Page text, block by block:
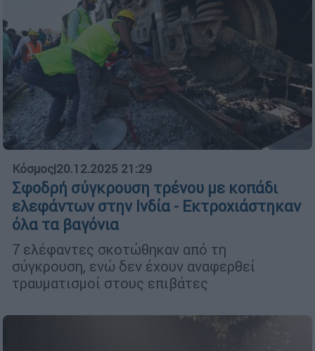
Κόσμος|20.12.2025 21:29
Σφοδρή σύγκρουση τρένου με κοπάδι
ελεφάντων στην Ινδία - Εκτροχιάστηκαν
όλα τα βαγόνια
7 ελέφαντες σκοτώθηκαν από τη
σύγκρουση, ενώ δεν έχουν αναφερθεί
τραυματισμοί στους επιβάτες